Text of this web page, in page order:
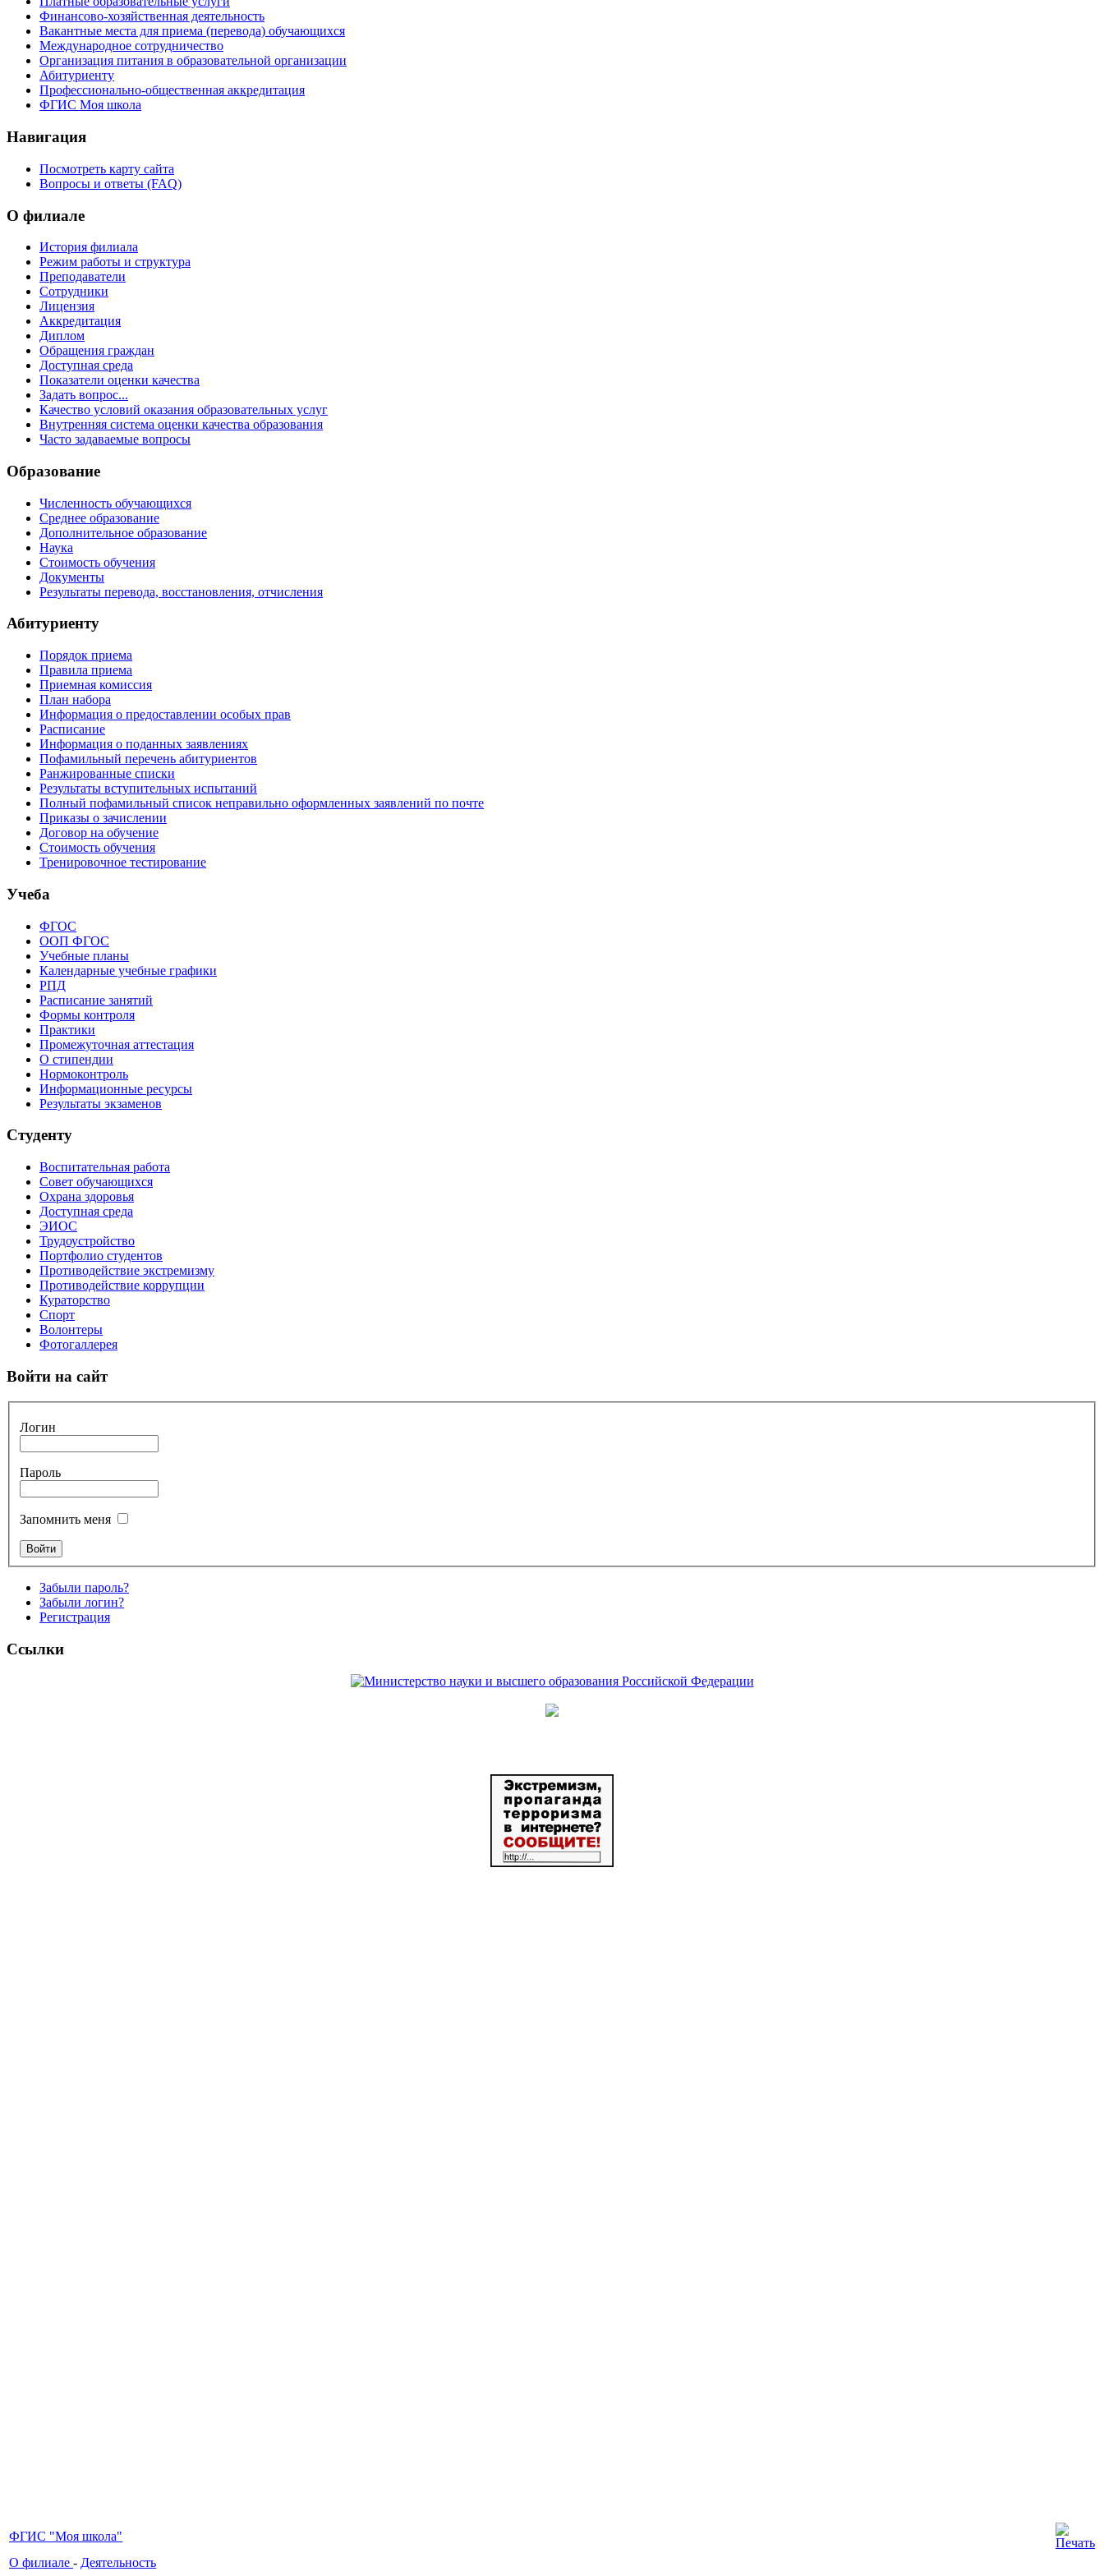
Финансово-хозяйственная деятельность
Вакантные места для приема (перевода) обучающихся
Международное сотрудничество
Организация питания в образовательной организации
Абитуриенту
Профессионально-общественная аккредитация
ФГИС Моя школа
Навигация
Посмотреть карту сайта
Вопросы и ответы (FAQ)
О филиале
История филиала
Режим работы и структура
Преподаватели
Сотрудники
Лицензия
Аккредитация
Диплом
Обращения граждан
Доступная среда
Показатели оценки качества
Задать вопрос...
Качество условий оказания образовательных услуг
Внутренняя система оценки качества образования
Часто задаваемые вопросы
Образование
Численность обучающихся
Среднее образование
Дополнительное образование
Наука
Стоимость обучения
Документы
Результаты перевода, восстановления, отчисления
Абитуриенту
Порядок приема
Правила приема
Приемная комиссия
План набора
Информация о предоставлении особых прав
Расписание
Информация о поданных заявлениях
Пофамильный перечень абитуриентов
Ранжированные списки
Результаты вступительных испытаний
Полный пофамильный список неправильно оформленных заявлений по почте
Приказы о зачислении
Договор на обучение
Стоимость обучения
Тренировочное тестирование
Учеба
ФГОС
ООП ФГОС
Учебные планы
Календарные учебные графики
РПД
Расписание занятий
Формы контроля
Практики
Промежуточная аттестация
О стипендии
Нормоконтроль
Информационные ресурсы
Результаты экзаменов
Студенту
Воспитательная работа
Совет обучающихся
Охрана здоровья
Доступная среда
ЭИОС
Трудоустройство
Портфолио студентов
Противодействие экстремизму
Противодействие коррупции
Кураторство
Спорт
Волонтеры
Фотогаллерея
Войти на сайт
Логин
Пароль
Запомнить меня
Забыли пароль?
Забыли логин?
Регистрация
Ссылки
ФГИС "Моя школа"
О филиале - Деятельность